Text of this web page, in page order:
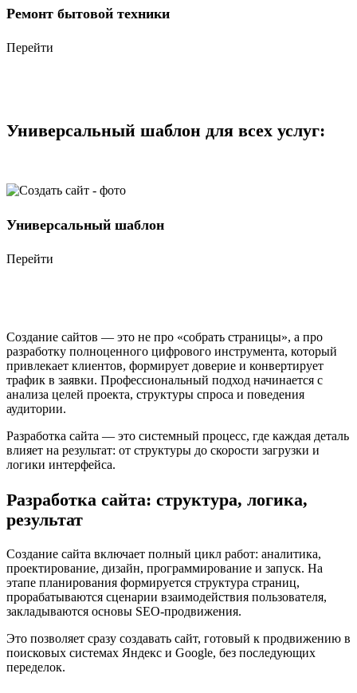
Ремонт бытовой техники
Перейти
Универсальный шаблон для всех услуг:
Универсальный шаблон
Перейти
Создание сайтов — это не про «собрать страницы», а про
разработку полноценного цифрового инструмента, который
привлекает клиентов, формирует доверие и конвертирует
трафик в заявки. Профессиональный подход начинается с
анализа целей проекта, структуры спроса и поведения
аудитории.
Разработка сайта — это системный процесс, где каждая деталь
влияет на результат: от структуры до скорости загрузки и
логики интерфейса.
Разработка сайта: структура, логика,
результат
Создание сайта включает полный цикл работ: аналитика,
проектирование, дизайн, программирование и запуск. На
этапе планирования формируется структура страниц,
прорабатываются сценарии взаимодействия пользователя,
закладываются основы SEO-продвижения.
Это позволяет сразу создавать сайт, готовый к продвижению в
поисковых системах Яндекс и Google, без последующих
переделок.